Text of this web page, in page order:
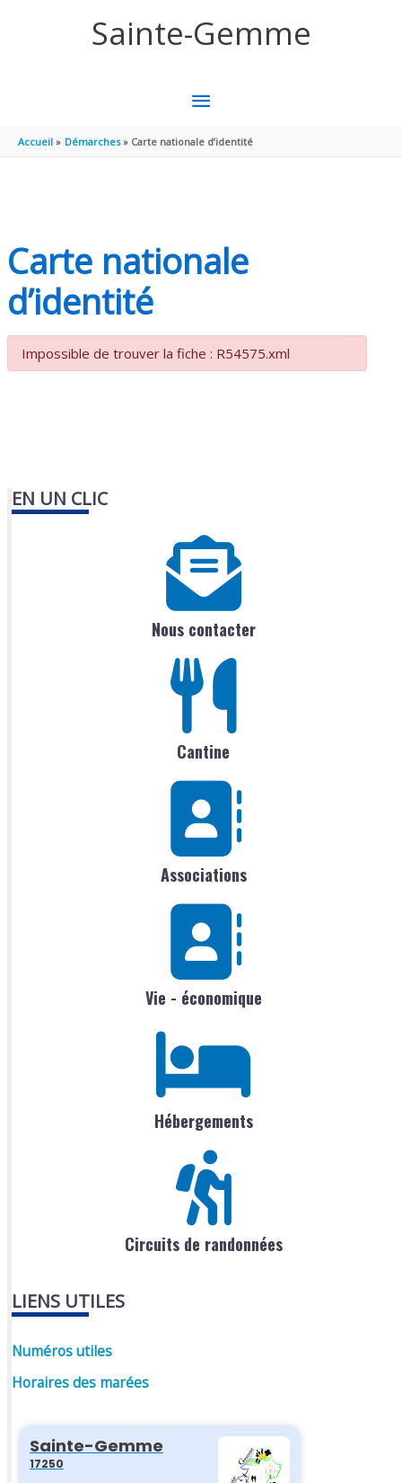
Sainte-Gemme
MENU
PRINCIPAL
Accueil Démarches Carte nationale d’identité
Carte nationale
d’identité
Impossible de trouver la fiche : R54575.xml
EN UN CLIC
Nous contacter
Cantine
Associations
Vie - économique
Hébergements
Circuits de randonnées
LIENS UTILES
Numéros utiles
Horaires des marées